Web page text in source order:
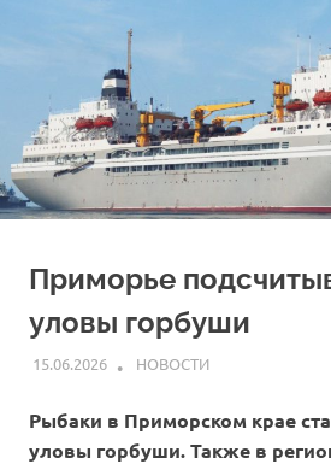
предприятий
Приморья
Приморье
уловы горбуши
15.06.2026 ARPP
НОВОСТИ
Рыбаки в Приморском крае
уловы горбуши. Также в